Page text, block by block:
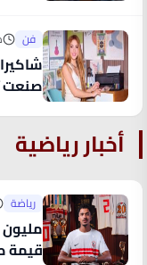
فن
صنعت
أخبار رياضية
رياضة
قيمة